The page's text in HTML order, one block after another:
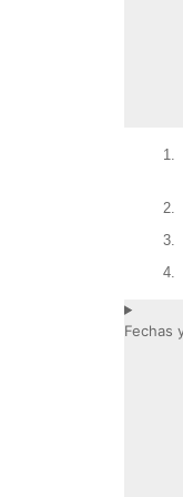
Fechas